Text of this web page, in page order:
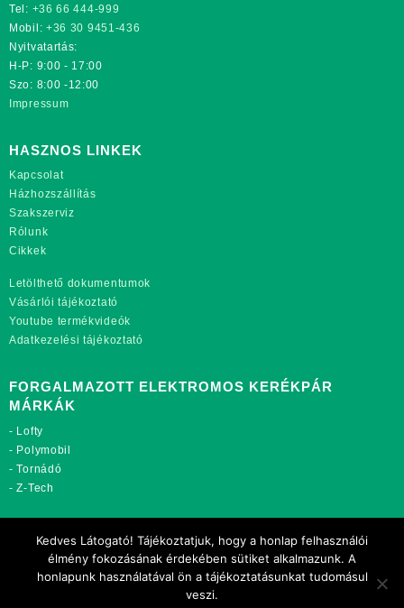
Tel: +36 66 444-999
Mobil: +36 30 9451-436
Nyitvatartás:
H-P: 9:00 - 17:00
Szo: 8:00 -12:00
Impressum
HASZNOS LINKEK
Kapcsolat
Házhozszállítás
Szakszerviz
Rólunk
Cikkek
Letölthető dokumentumok
Vásárlói tájékoztató
Youtube termékvideók
Adatkezelési tájékoztató
FORGALMAZOTT ELEKTROMOS KERÉKPÁR
MÁRKÁK
- Lofty
- Polymobil
-Tornádó
-Z-Tech
rekordmobil.hu
rekordmotor.hu
motorkerekparalkatreszek.hu
Kedves Látogató! Tájékoztatjuk, hogy a honlap felhasználói
élmény fokozásának érdekében sütiket alkalmazunk. A
honlapunk használatával ön a tájékoztatásunkat tudomásul
veszi.